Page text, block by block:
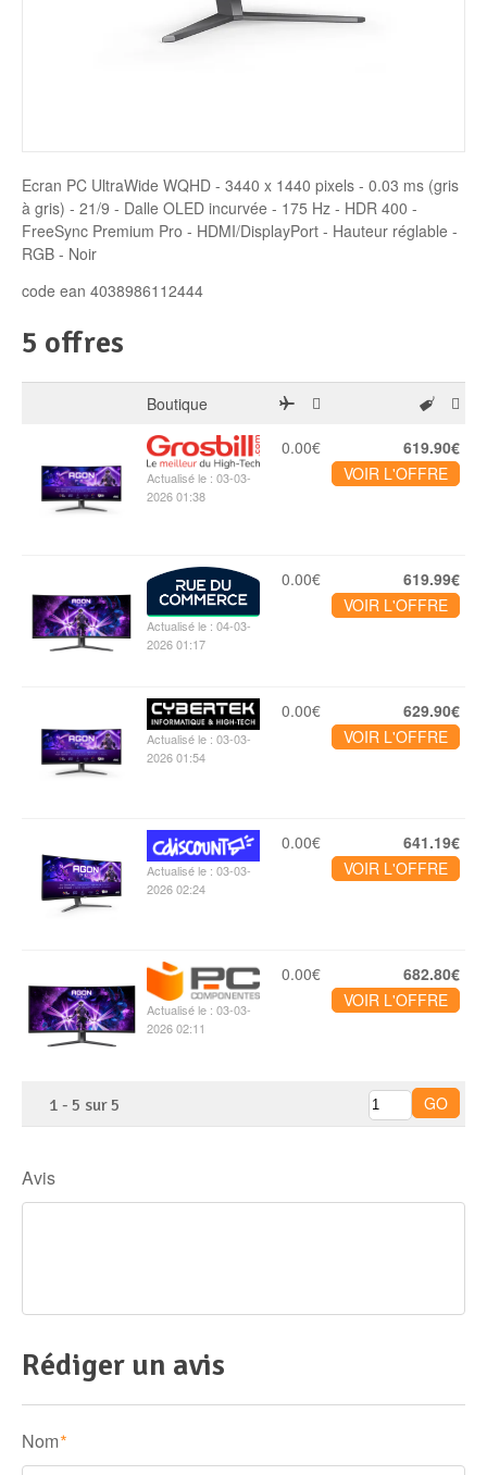
Ecran PC UltraWide WQHD - 3440 x 1440 pixels - 0.03 ms (gris
à gris) - 21/9 - Dalle OLED incurvée - 175 Hz - HDR 400 -
FreeSync Premium Pro - HDMI/DisplayPort - Hauteur réglable -
RGB - Noir
code ean 4038986112444
5 offres
Boutique
Actualisé le : 03-03-
2026 01:38
0.00€
619.90€
VOIR L'OFFRE
Actualisé le : 04-03-
2026 01:17
0.00€
619.99€
VOIR L'OFFRE
Actualisé le : 03-03-
2026 01:54
0.00€
629.90€
VOIR L'OFFRE
Actualisé le : 03-03-
2026 02:24
0.00€
641.19€
VOIR L'OFFRE
Actualisé le : 03-03-
2026 02:11
0.00€
682.80€
VOIR L'OFFRE
1 - 5 sur5
Avis
Rédiger un avis
Nom *